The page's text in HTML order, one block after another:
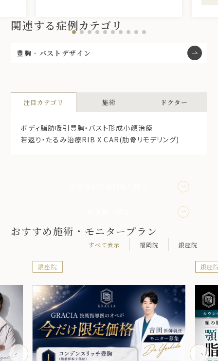
関連する症例カテゴリ
豊胸‧バストデザイン
注目カテゴリ 施術 ドクター
ボディ脂肪吸引 豊胸・バスト形成小顔治療
若返り・たるみ治療RIB X CAR(肋骨リモデリング)
おすすめ施術・モニタープラン
すべて表示 福岡院 銀座院
銀座院 銀座